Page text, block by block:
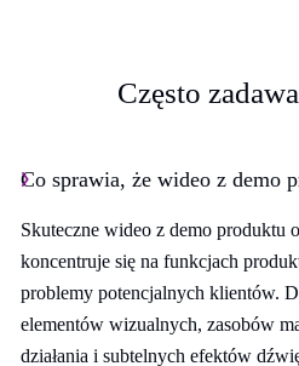
Często
Co sprawia, że wideo z demo
Skuteczne wideo z demo produktu
koncentruje się na funkcjach
problemy potencjalnych klientów.
elementów wizualnych, zasobów
działania i subtelnych efektów